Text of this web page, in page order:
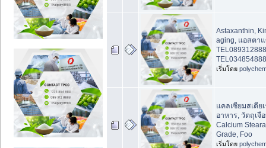
Astaxanthin,
aging, แอสตา
เริ่มโดย
แคลเซียมสเตีย
อาหาร, วัตถุเจื
Calcium
Grade, Foo
เริ่มโดย